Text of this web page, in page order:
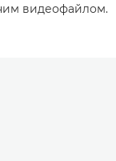
видеофайлом.